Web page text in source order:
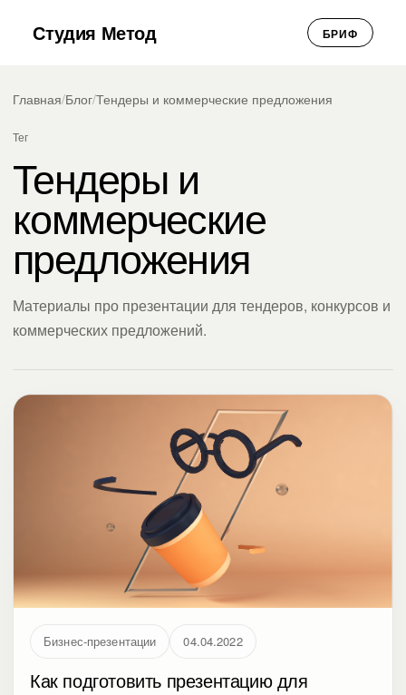
Студия Метод БРИФ
Главная/Блог/Тендеры и коммерческие предложения
Тег
Тендеры и
коммерческие
предложения
Материалы про презентации для тендеров, конкурсов и
коммерческих предложений.
Бизнес-презентации 04.04.2022
Как подготовить презентацию для